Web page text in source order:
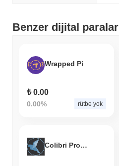
Benzer dijital paralar
Wrapped Pi
₺ 0.00
0.00% rütbe yok
Colibri Protocol